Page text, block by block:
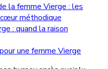
la femme Vierge : les
méthodique
: quand la raison
une femme Vierge